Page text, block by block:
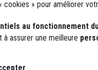
cookies » pour améliorer
au fonctionnement
à assurer une meilleure